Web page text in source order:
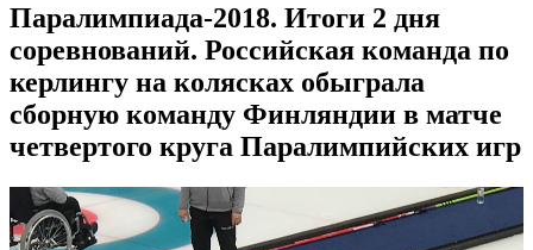
Паралимпиада-2018. Итоги 2 дня
соревнований. Российская команда по
керлингу на колясках обыграла
сборную команду Финляндии в матче
четвертого круга Паралимпийских игр